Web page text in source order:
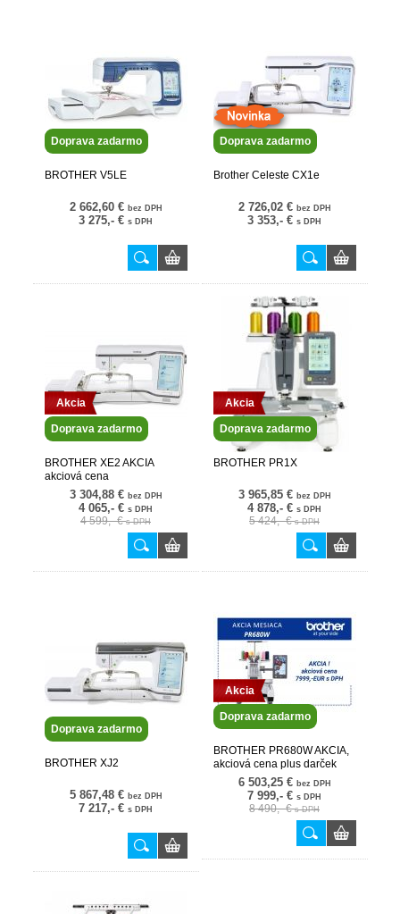
Doprava zadarmo
BROTHER V5LE
2 662,60 € bez DPH
3 275,- € s DPH
Doprava zadarmo
Brother Celeste CX1e
2 726,02 € bez DPH
3 353,- € s DPH
Akcia
Doprava zadarmo
BROTHER XE2 AKCIA
akciová cena
3 304,88 € bez DPH
4 065,- € s DPH
4 599,- €s DPH
Akcia
Doprava zadarmo
BROTHER PR1X
3 965,85 € bez DPH
4 878,- € s DPH
5 424,- €s DPH
Doprava zadarmo
BROTHER XJ2
5 867,48 € bez DPH
7 217,- € s DPH
Akcia
Doprava zadarmo
BROTHER PR680W AKCIA,
akciová cena plus darček
PRCF3 rám na čapice teraz k
stroju zdarma
6 503,25 € bez DPH
7 999,- € s DPH
8 490,- €s DPH